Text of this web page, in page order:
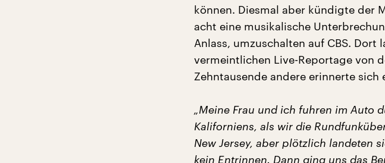
können. Diesmal aber kündigte der
acht eine musikalische
Anlass, umzuschalten auf CBS.
vermeintlichen Live-Reportage von
Zehntausende andere erinnerte sich
„Meine Frau und ich fuhren im Auto
Kaliforniens, als wir die
New Jersey, aber plötzlich landeten
kein Entrinnen. Dann ging uns das